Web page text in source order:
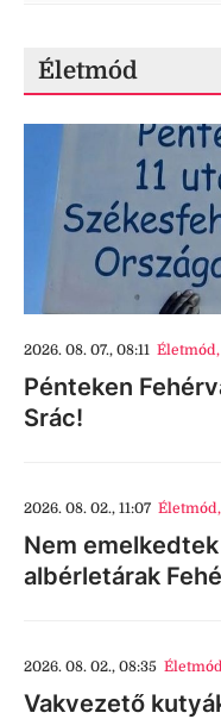
Életmód
2026. 08. 07., 08:11 Életmód,
Pénteken
Srác!
2026. 08. 02., 11:07 Életmód,
Nem
albérletárak
2026. 08. 02., 08:35
Vakvezető